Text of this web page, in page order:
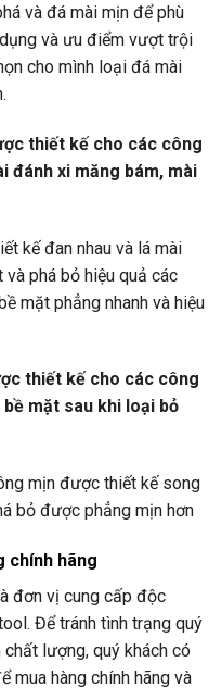
và đá mài mịn để phù
và ưu điểm vượt trội
cho mình loại đá mài
thiết kế cho các công
đánh xi măng bám, mài
kế đan nhau và lá mài
phá bỏ hiệu quả các
mặt phẳng nhanh và hiệu
thiết kế cho các công
mặt sau khi loại bỏ
mịn được thiết kế song
bỏ được phẳng mịn hơn
chính hãng
đơn vị cung cấp độc
Để tránh tình trạng quý
lượng, quý khách có
mua hàng chính hãng và